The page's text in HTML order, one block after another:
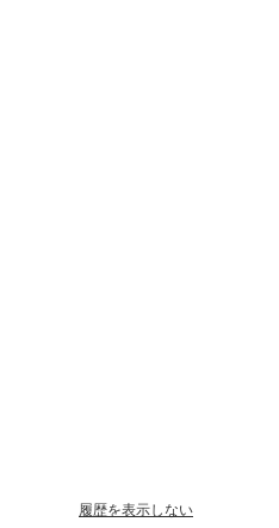
履歴を表示しない